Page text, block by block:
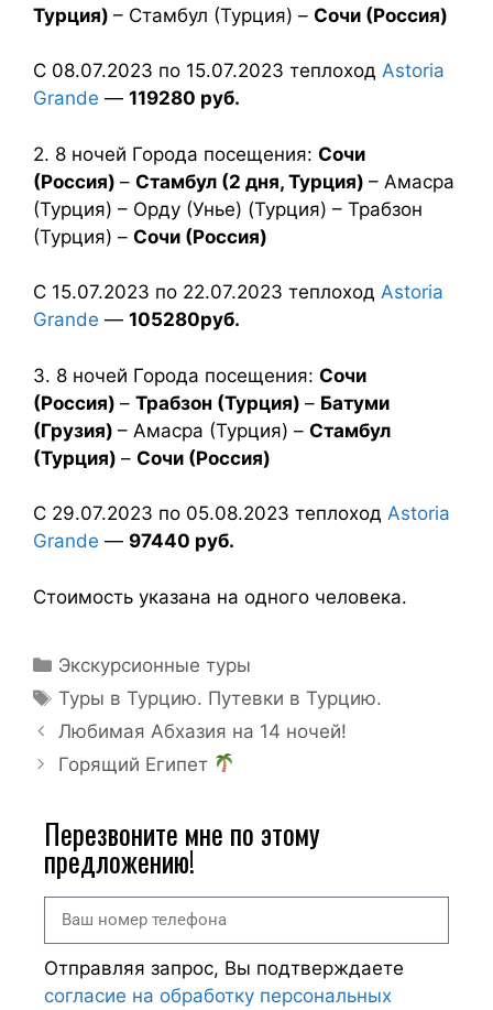
Турция) – Стамбул (Турция) – Сочи (Россия)
С 08.07.2023 по 15.07.2023 теплоход Astoria
Grande — 119280 руб.
2. 8 ночей Города посещения: Сочи
(Россия) – Стамбул (2 дня, Турция) – Амасра
(Турция) – Орду (Унье) (Турция) – Трабзон
(Турция) – Сочи (Россия)
С 15.07.2023 по 22.07.2023 теплоход Astoria
Grande — 105280руб.
3. 8 ночей Города посещения: Сочи
(Россия) – Трабзон (Турция) – Батуми
(Грузия) – Амасра (Турция) – Стамбул
(Турция) – Сочи (Россия)
С 29.07.2023 по 05.08.2023 теплоход Astoria
Grande — 97440 руб.
Стоимость указана на одного человека.
Экскурсионные туры
Туры в Турцию. Путевки в Турцию.
Любимая Абхазия на 14 ночей!
Горящий Египет
Перезвоните мне по этому
предложению!
Отправляя запрос, Вы подтверждаете
согласие на обработку персональных